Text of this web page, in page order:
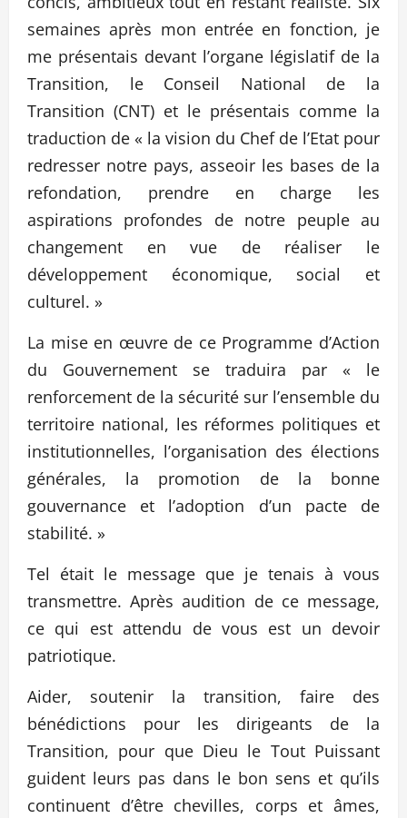
semaines après mon entrée en fonction, je
me présentais devant l’organe législatif de la
Transition, le Conseil National de la
Transition (CNT) et le présentais comme la
traduction de « la vision du Chef de l’Etat pour
redresser notre pays, asseoir les bases de la
refondation, prendre en charge les
aspirations profondes de notre peuple au
changement en vue de réaliser le
développement économique, social et
culturel. »
La mise en œuvre de ce Programme d’Action
du Gouvernement se traduira par « le
renforcement de la sécurité sur l’ensemble du
territoire national, les réformes politiques et
institutionnelles, l’organisation des élections
générales, la promotion de la bonne
gouvernance et l’adoption d’un pacte de
stabilité. »
Tel était le message que je tenais à vous
transmettre. Après audition de ce message,
ce qui est attendu de vous est un devoir
patriotique.
Aider, soutenir la transition, faire des
bénédictions pour les dirigeants de la
Transition, pour que Dieu le Tout Puissant
guident leurs pas dans le bon sens et qu’ils
continuent d’être chevilles, corps et âmes,